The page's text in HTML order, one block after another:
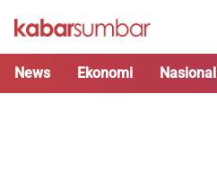
News Ekonomi Nasional